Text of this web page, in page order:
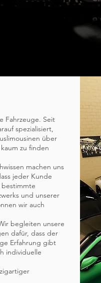
Fahrzeuge. Seit
spezialisiert,
über
zu finden
machen uns
jeder Kunde
bestimmte
und unserer
wir auch
begleiten unsere
dafür, dass der
Erfahrung gibt
individuelle